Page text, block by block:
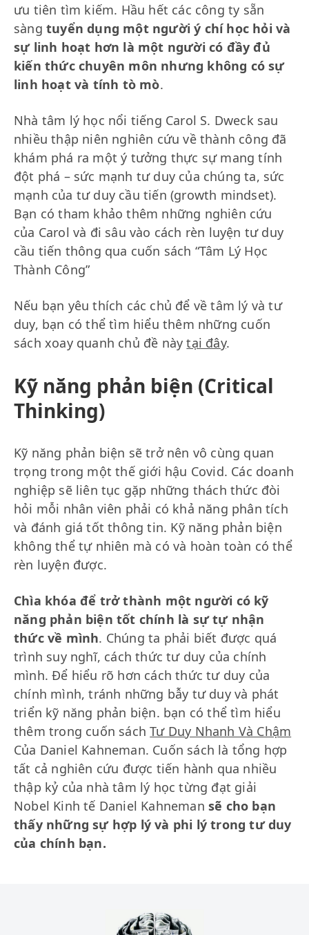
ưu tiên tìm kiếm. Hầu hết các công ty sẵn
sàng tuyển dụng một người ý chí học hỏi và
sự linh hoạt hơn là một người có đầy đủ
kiến thức chuyên môn nhưng không có sự
linh hoạt và tính tò mò.
Nhà tâm lý học nổi tiếng Carol S. Dweck sau
nhiều thập niên nghiên cứu về thành công đã
khám phá ra một ý tưởng thực sự mang tính
đột phá – sức mạnh tư duy của chúng ta, sức
mạnh của tư duy cầu tiến (growth mindset).
Bạn có tham khảo thêm những nghiên cứu
của Carol và đi sâu vào cách rèn luyện tư duy
cầu tiến thông qua cuốn sách “Tâm Lý Học
Thành Công”
Nếu bạn yêu thích các chủ để về tâm lý và tư
duy, bạn có thể tìm hiểu thêm những cuốn
sách xoay quanh chủ đề nàytại đây.
Kỹ năng phản biện (Critical
Thinking)
Kỹ năng phản biện sẽ trở nên vô cùng quan
trọng trong một thế giới hậu Covid. Các doanh
nghiệp sẽ liên tục gặp những thách thức đòi
hỏi mỗi nhân viên phải có khả năng phân tích
và đánh giá tốt thông tin. Kỹ năng phản biện
không thể tự nhiên mà có và hoàn toàn có thể
rèn luyện được.
Chìa khóa để trở thành một người có kỹ
năng phản biện tốt chính là sự tự nhận
thức về mình. Chúng ta phải biết được quá
trình suy nghĩ, cách thức tư duy của chính
mình. Để hiểu rõ hơn cách thức tư duy của
chính mình, tránh những bẫy tư duy và phát
triển kỹ năng phản biện. bạn có thể tìm hiểu
thêm trong cuốn sáchTư Duy Nhanh Và Chậm
Của Daniel Kahneman. Cuốn sách là tổng hợp
tất cả nghiên cứu được tiến hành qua nhiều
thập kỷ của nhà tâm lý học từng đạt giải
Nobel Kinh tế Daniel Kahneman sẽ cho bạn
thấy những sự hợp lý và phi lý trong tư duy
của chính bạn.